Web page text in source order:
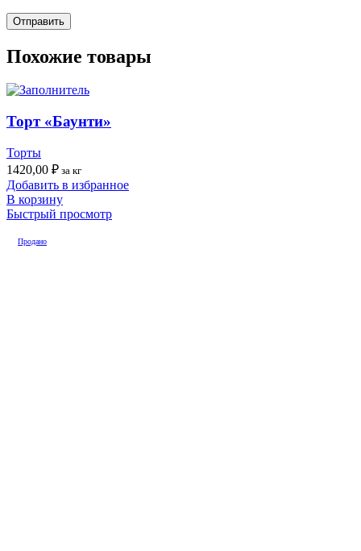
Похожие товары
Торт «Баунти»
Торты
1420,00 ₽ за кг
Добавить в избранное
В корзину
Быстрый просмотр
Продано